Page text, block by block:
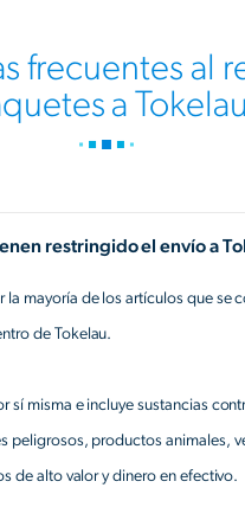
frecuentes al
a Tokelau
restringido el envío a
la mayoría de los artículos que se
de Tokelau.
sí misma e incluye sustancias
peligrosos, productos animales,
de alto valor y dinero en efectivo.